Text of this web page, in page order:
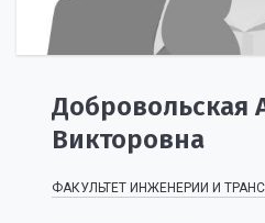
Добровольская
Викторовна
ФАКУЛЬТЕТ ИНЖЕНЕРИИ И